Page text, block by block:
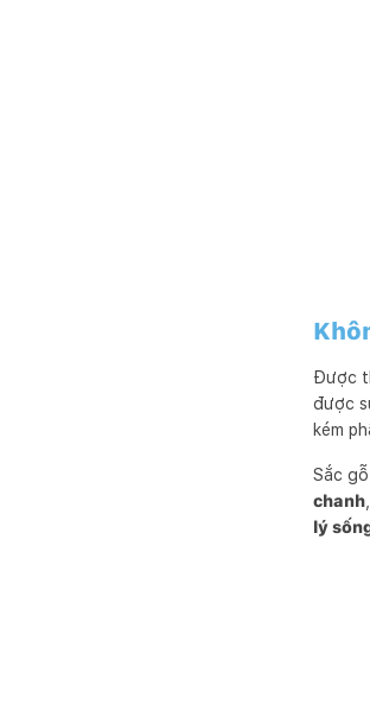
Được
được
kém
Sắc
chanh
lý